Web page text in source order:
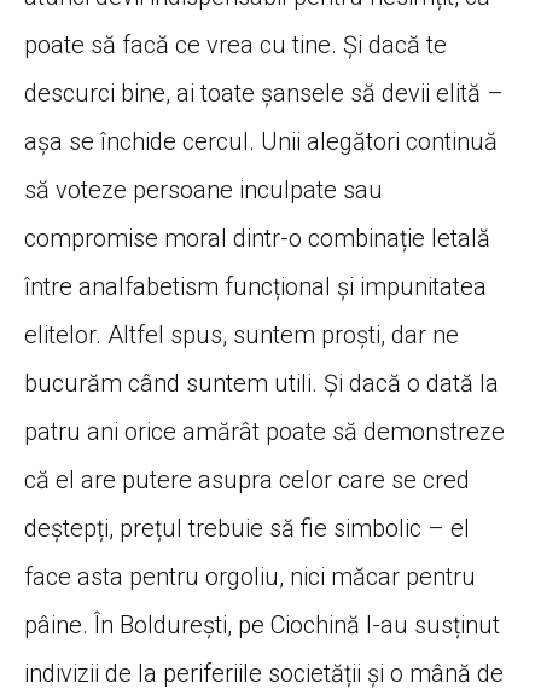
poate să facă ce vrea cu tine. Și dacă te
descurci bine, ai toate șansele să devii elită –
așa se închide cercul. Unii alegători continuă
să voteze persoane inculpate sau
compromise moral dintr-o combinație letală
între analfabetism funcțional și impunitatea
elitelor. Altfel spus, suntem proști, dar ne
bucurăm când suntem utili. Și dacă o dată la
patru ani orice amărât poate să demonstreze
că el are putere asupra celor care se cred
deștepți, prețul trebuie să fie simbolic – el
face asta pentru orgoliu, nici măcar pentru
pâine. În Boldurești, pe Ciochină l-au susținut
indivizii de la periferiile societății și o mână de